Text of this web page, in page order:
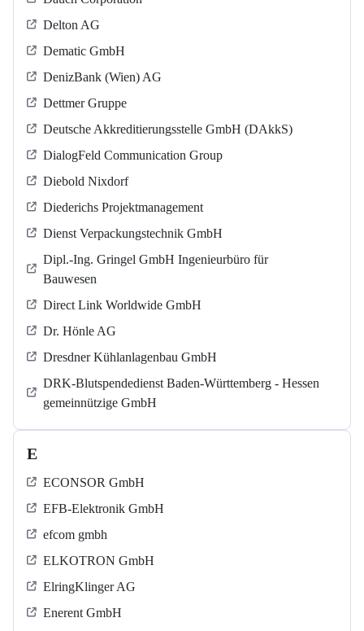
Delton AG
Dematic GmbH
DenizBank (Wien) AG
Dettmer Gruppe
Deutsche Akkreditierungsstelle GmbH (DAkkS)
DialogFeld Communication Group
Diebold Nixdorf
Diederichs Projektmanagement
Dienst Verpackungstechnik GmbH
Dipl.-Ing. Gringel GmbH Ingenieurbüro für
Bauwesen
Direct Link Worldwide GmbH
Dr. Hönle AG
Dresdner Kühlanlagenbau GmbH
DRK-Blutspendedienst Baden-Württemberg - Hessen
gemeinnützige GmbH
E
ECONSOR GmbH
EFB-Elektronik GmbH
efcom gmbh
ELKOTRON GmbH
ElringKlinger AG
Enerent GmbH